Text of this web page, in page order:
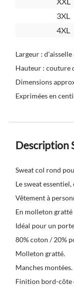
3XL
4XL
Largeur : d'aisselle
Hauteur : couture
Dimensions
Exprimées en
Description
Sweat col rond
Le sweat
Vêtement à
En molleton
Idéal pour un
80% coton / 20%
Molleton gratté.
Manches montées.
Finition bord-côte